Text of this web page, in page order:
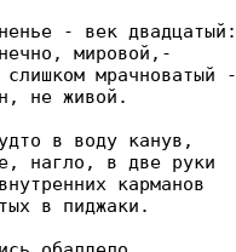
- век двадцатый:
мировой,-
мрачноватый -
не живой.
в воду канув,
нагло, в две руки
карманов
в пиджаки.